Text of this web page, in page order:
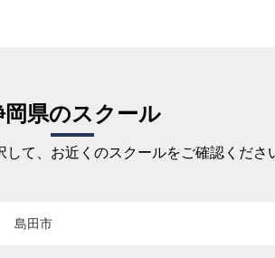
岡県のスクール
て、お近くのスクールをご確認くださ
島田市